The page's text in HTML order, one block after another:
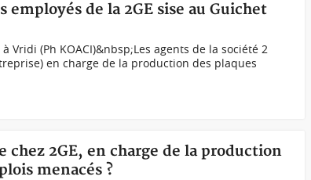
de la 2GE sise au Guichet
Vridi (Ph KOACI)&nbsp;Les agents de la société 2
en charge de la production des plaques
2GE, en charge de la production
menacés ?